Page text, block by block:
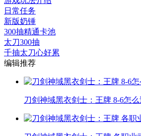
日常任务
新版奶锤
300抽精通卡池
太刀300抽
千抽太刀心好累
编辑推荐
刀剑神域黑衣剑士：王牌 8-6怎